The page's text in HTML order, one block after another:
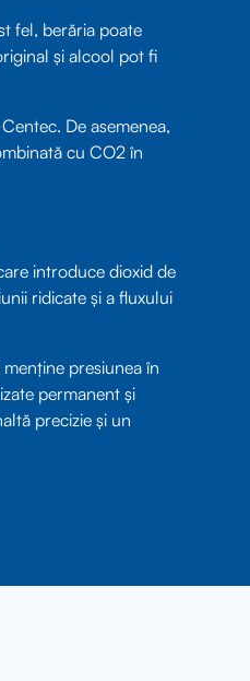
fel, berăria poate
și alcool pot fi
De asemenea,
cu CO2 în
introduce dioxid de
ridicate și a fluxului
presiunea în
permanent și
precizie și un